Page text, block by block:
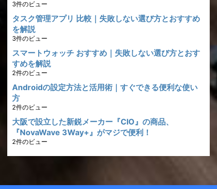
3件のビュー
タスク管理アプリ 比較｜失敗しない選び方とおすすめ
を解説
3件のビュー
スマートウォッチ おすすめ｜失敗しない選び方とおす
すめを解説
2件のビュー
Androidの設定方法と活用術｜すぐできる便利な使い
方
2件のビュー
大阪で設立した新鋭メーカー『CIO』の商品、
『NovaWave 3Way+』がマジで便利！
2件のビュー